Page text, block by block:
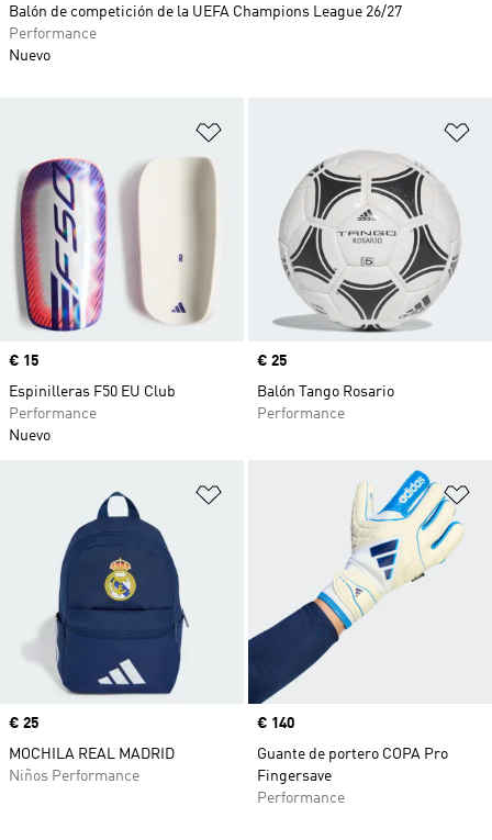
Precio
€ 15
Espinilleras F50 EU Club
Performance
Nuevo
Precio
€ 25
Balón Tango Rosario
Performance
Añadir a la lista de deseos
Precio
€ 25
MOCHILA REAL MADRID
Niños Performance
Precio
€ 140
Guante de portero COPA Pro
Fingersave
Performance
Balón de competición de la UEFA Champions League 26/27
Performance
Nuevo